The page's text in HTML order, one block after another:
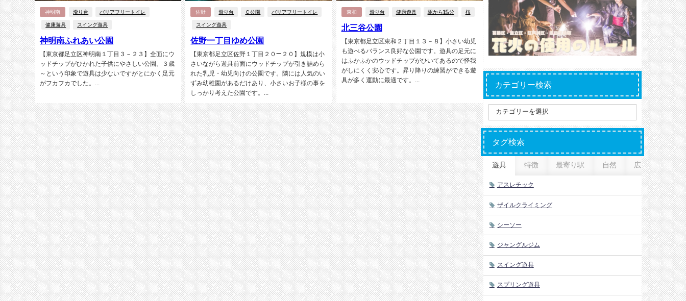
神明南 滑り台 バリアフリートイレ
健康遊具 スイング遊具
神明南ふれあい公園
【東京都足立区神明南１丁目３－２３】全面にウ
ッドチップがひかれた子供にやさしい公園。３歳
～という印象で遊具は少ないですがとにかく足元
がフカフカでした。...
佐野 滑り台 Ｃ公園 バリアフリートイレ
スイング遊具
佐野一丁目ゆめ公園
【東京都足立区佐野１丁目２０−２０】規模は小
さいながら遊具前面にウッドチップが引き詰めら
れた乳児・幼児向けの公園です。隣には人気のい
ずみ幼稚園があるだけあり、小さいお子様の事を
しっかり考えた公園です。...
東和 滑り台 健康遊具 駅から15分 桜
北三谷公園
【東京都足立区東和２丁目１３－８】小さい幼児
も遊べるバランス良好な公園です。遊具の足元に
はふかふかのウッドチップがひいてあるので怪我
がしにくく安心です。昇り降りの練習ができる遊
具が多く運動に最適です。...
カテゴリー検索
タグ検索
遊具 特徴 最寄り駅 自然 広さ
アスレチック
ザイルクライミング
シーソー
ジャングルジム
スイング遊具
スプリング遊具